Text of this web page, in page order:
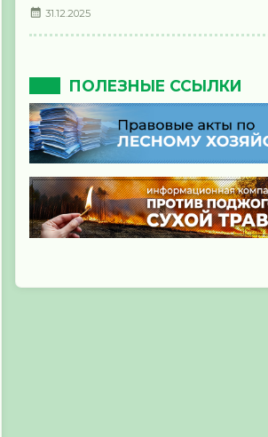
31.12.2025
ПОЛЕЗНЫЕ ССЫЛКИ